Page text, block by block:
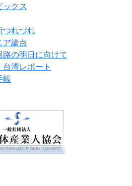
クス
つれづれ
ア論点
の明日に向けて
湾レポート
帳